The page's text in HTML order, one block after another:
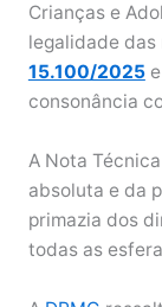
Crianças e
legalidade das
15.100/2025e
consonância
A Nota
absoluta e da
primazia dos
todas as